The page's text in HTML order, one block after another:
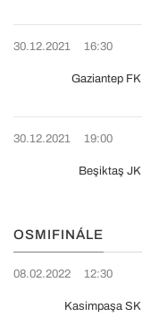
30.12.2021 16:30
Gaziantep FK
30.12.2021 19:00
Beşiktaş JK
OSMIFINÁLE
08.02.2022 12:30
Kasimpaşa SK